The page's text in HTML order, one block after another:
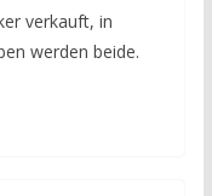
verkauft, in
werden beide.